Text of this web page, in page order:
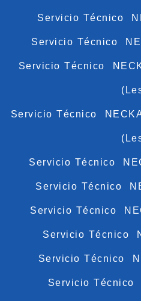
Servicio Técnico
Servicio Técnico
Servicio Técnico
Servicio Técnico
Servicio Técnico
Servicio Técnico
Servicio Técnico
Servicio Técnico
Servicio Técnico
Servicio Técnico